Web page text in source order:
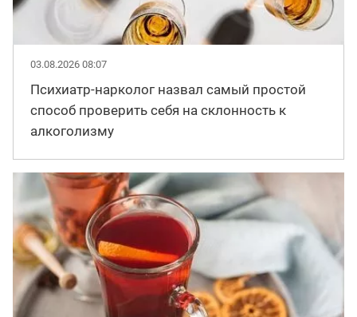
03.08.2026 08:07
Психиатр-нарколог назвал самый простой
способ проверить себя на склонность к
алкоголизму